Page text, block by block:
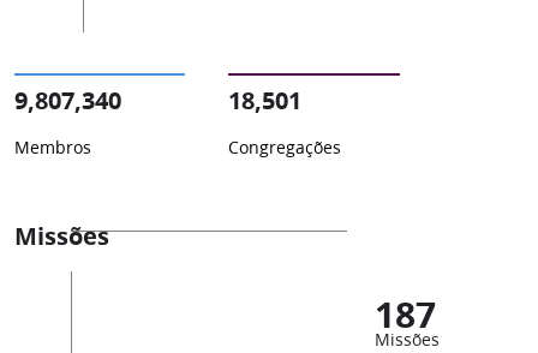
9,807,340
Membros
18,501
Congregações
Missões
187
Missões